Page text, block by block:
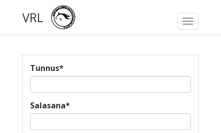
Toggle
VRL
Tunnus*
Salasana*